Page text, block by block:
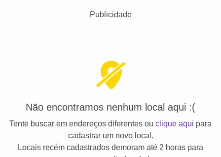
Publicidade
Não encontramos nenhum local aqui :(
Tente buscar em endereços diferentes ou clique aqui para
cadastrar um novo local.
Locais recém cadastrados demoram até 2 horas para